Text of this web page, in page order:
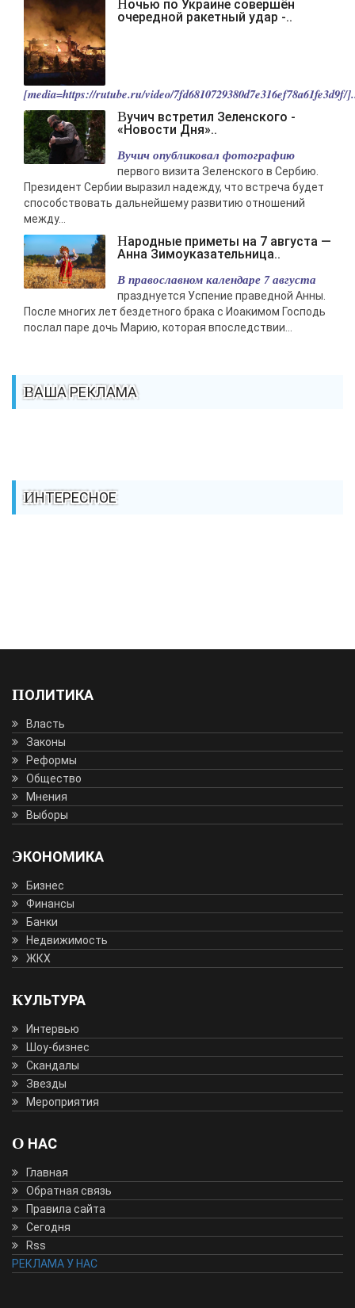
Ночью по Украине совершён
очередной ракетный удар -..
[media=https://rutube.ru/video/7fd6810729380d7e316ef78a61fe3d9f/
Вучич встретил Зеленского -
«Новости Дня»..
Вучич опубликовал фотографию
первого визита Зеленского в Сербию.
Президент Сербии выразил надежду, что встреча будет
способствовать дальнейшему развитию отношений
между...
Народные приметы на 7 августа —
Анна Зимоуказательница..
В православном календаре 7 августа
празднуется Успение праведной Анны.
После многих лет бездетного брака с Иоакимом Господь
послал паре дочь Марию, которая впоследствии...
ВАША РЕКЛАМА
ИНТЕРЕСНОЕ
ПОЛИТИКА
Власть
Законы
Реформы
Общество
Мнения
Выборы
ЭКОНОМИКА
Бизнес
Финансы
Банки
Недвижимость
ЖКХ
КУЛЬТУРА
Интервью
Шоу-бизнес
Скандалы
Звезды
Мероприятия
О НАС
Главная
Обратная связь
Правила сайта
Сегодня
Rss
РЕКЛАМА У НАС